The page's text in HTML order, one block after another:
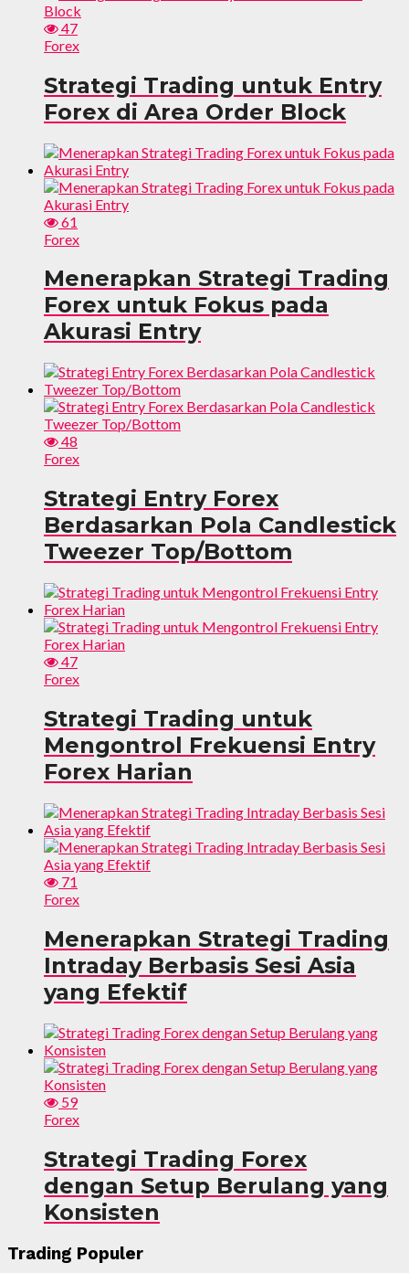
47
Forex
Strategi Trading untuk Entry
Forex di Area Order Block
61
Forex
Menerapkan Strategi Trading
Forex untuk Fokus pada
Akurasi Entry
48
Forex
Strategi Entry Forex
Berdasarkan Pola Candlestick
Tweezer Top/Bottom
47
Forex
Strategi Trading untuk
Mengontrol Frekuensi Entry
Forex Harian
71
Forex
Menerapkan Strategi Trading
Intraday Berbasis Sesi Asia
yang Efektif
59
Forex
Strategi Trading Forex
dengan Setup Berulang yang
Konsisten
Trading Populer